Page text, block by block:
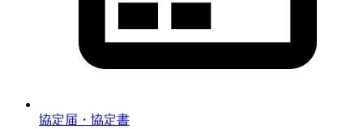
協定届・協定書